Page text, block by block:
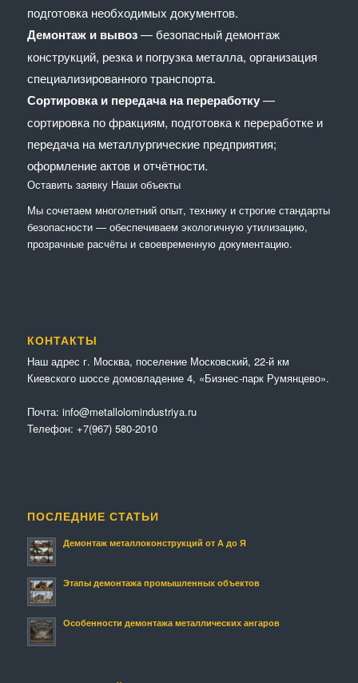
подготовка необходимых документов.
Демонтаж и вывоз— безопасный демонтаж
конструкций, резка и погрузка металла, организация
специализированного транспорта.
Сортировка и передача на переработку—
сортировка по фракциям, подготовка к переработке и
передача на металлургические предприятия;
оформление актов и отчётности.
Оставить заявку Наши объекты
Мы сочетaем многолетний опыт, технику и строгие стандарты
безопасности — обеспечиваем экологичную утилизацию,
прозрачные расчёты и своевременную документацию.
КОНТАКТЫ
Наш адрес г. Москва, поселение Московский, 22-й км
Киевского шоссе домовладение 4, «Бизнес-парк Румянцево».
Почта: info@metallolomindustriya.ru
Телефон: +7(967) 580-2010
ПОСЛЕДНИЕ СТАТЬИ
Демонтаж металлоконструкций от А до Я
Этапы демонтажа промышленных объектов
Особенности демонтажа металлических ангаров